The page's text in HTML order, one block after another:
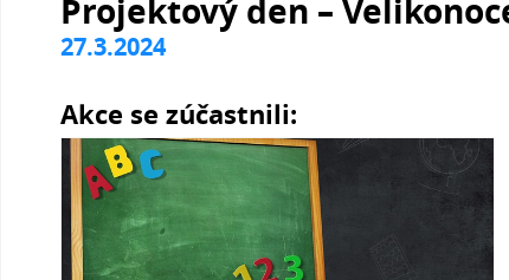
Projektový den –
27.3.2024
Akce se zúčastnili: